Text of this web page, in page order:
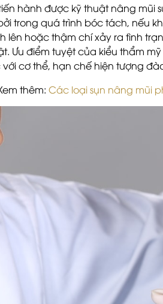
hành được kỹ thuật nâng mũi
trong quá trình bóc tách, nếu
lên hoặc thậm chí xảy ra tình
Ưu điểm tuyệt của kiểu thẩm
với cơ thể, hạn chế hiện tượng
thêm: Các loại sụn nâng mũi